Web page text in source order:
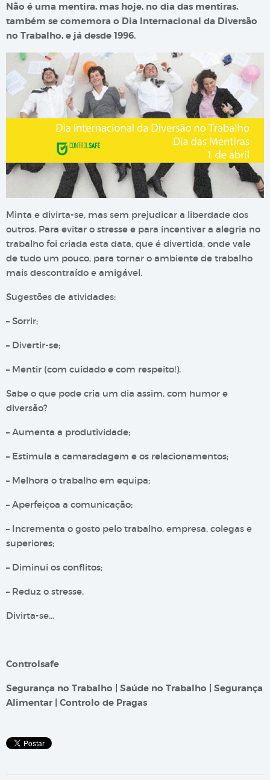
Não é uma mentira, mas hoje, no dia das mentiras,
também se comemora o Dia Internacional da Diversão
no Trabalho, e já desde 1996.
Minta e divirta-se, mas sem prejudicar a liberdade dos
outros. Para evitar o stresse e para incentivar a alegria no
trabalho foi criada esta data, que é divertida, onde vale
de tudo um pouco, para tornar o ambiente de trabalho
mais descontraído e amigável.
Sugestões de atividades:
– Sorrir;
– Divertir-se;
– Mentir (com cuidado e com respeito!).
Sabe o que pode cria um dia assim, com humor e
diversão?
– Aumenta a produtividade;
– Estimula a camaradagem e os relacionamentos;
– Melhora o trabalho em equipa;
– Aperfeiçoa a comunicação;
– Incrementa o gosto pelo trabalho, empresa, colegas e
superiores;
– Diminui os conflitos;
– Reduz o stresse.
Divirta-se…
Controlsafe
Segurança no Trabalho | Saúde no Trabalho | Segurança
Alimentar | Controlo de Pragas